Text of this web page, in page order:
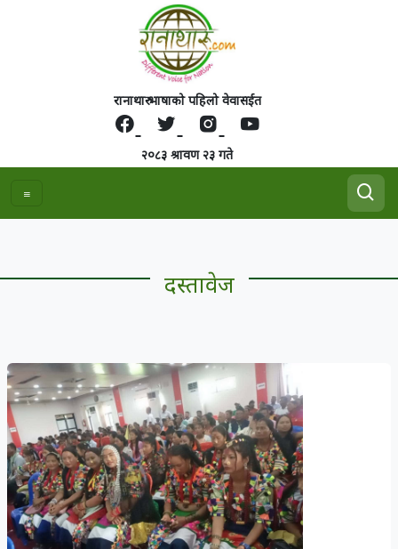
रानाथारु भाषाको पहिलो वेवासईत
२०८३ श्रावण २३ गते
दस्तावेज